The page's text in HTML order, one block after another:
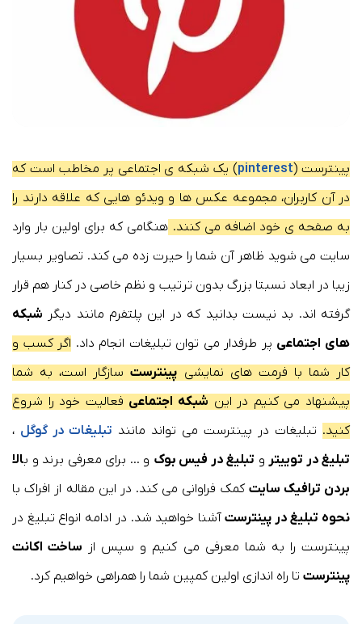
پینترست (pinterest) یک شبکه ی اجتماعی پر مخاطب است که
در آن کاربران، مجموعه عکس ها و ویدئو هایی که علاقه دارند را
به صفحه ی خود اضافه می کنند. هنگامی که برای اولین بار وارد
سایت می شوید ظاهر آن شما را حیرت زده می کند. تصاویر بسیار
زیبا در ابعاد نسبتا بزرگ بدون ترتیب و نظم خاصی در کنار هم قرار
گرفته اند. بد نیست بدانید که در این پلتفرم مانند دیگر شبکه
های اجتماعی پر طرفدار می توان تبلیغات انجام داد. اگر کسب و
کار شما با فرمت های نمایشی پینترستسازگار است، به شما
پیشنهاد می کنیم در این شبکه اجتماعی فعالیت خود را شروع
کنید. تبلیغات در پینترست می تواند مانند تبلیغات در گوگل ،
تبلیغ در توییتر و تبلیغ در فیس بوک و … برای معرفی برند و بالا
بردن ترافیک سایت کمک فراوانی می کند. در این مقاله از افراک با
نحوه تبلیغ در پینترست آشنا خواهید شد. در ادامه انواع تبلیغ در
پینترست را به شما معرفی می کنیم و سپس از ساخت اکانت
پینترست تا راه اندازی اولین کمپین شما را همراهی خواهیم کرد.